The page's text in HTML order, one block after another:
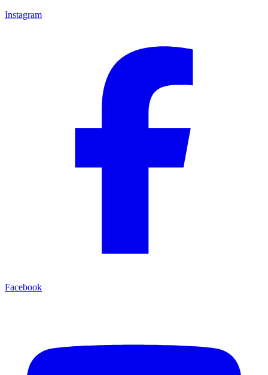
Instagram
Facebook